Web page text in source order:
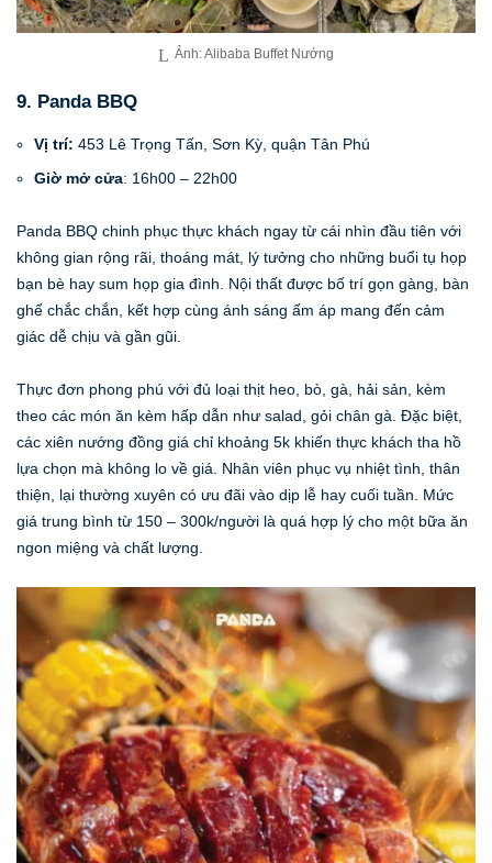
Ảnh: Alibaba Buffet Nướng
9. Panda BBQ
Vị trí: 453 Lê Trọng Tấn, Sơn Kỳ, quận Tân Phú
Giờ mở cửa: 16h00 – 22h00
Panda BBQ chinh phục thực khách ngay từ cái nhìn đầu tiên với
không gian rộng rãi, thoáng mát, lý tưởng cho những buổi tụ họp
bạn bè hay sum họp gia đình. Nội thất được bố trí gọn gàng, bàn
ghế chắc chắn, kết hợp cùng ánh sáng ấm áp mang đến cảm
giác dễ chịu và gần gũi.
Thực đơn phong phú với đủ loại thịt heo, bò, gà, hải sản, kèm
theo các món ăn kèm hấp dẫn như salad, gỏi chân gà. Đặc biệt,
các xiên nướng đồng giá chỉ khoảng 5k khiến thực khách tha hồ
lựa chọn mà không lo về giá. Nhân viên phục vụ nhiệt tình, thân
thiện, lại thường xuyên có ưu đãi vào dịp lễ hay cuối tuần. Mức
giá trung bình từ 150 – 300k/người là quá hợp lý cho một bữa ăn
ngon miệng và chất lượng.